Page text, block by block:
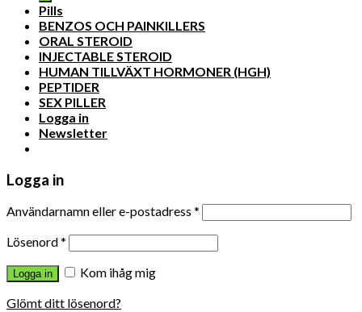
Pills
BENZOS OCH PAINKILLERS
ORAL STEROID
INJECTABLE STEROID
HUMAN TILLVÄXT HORMONER (HGH)
PEPTIDER
SEX PILLER
Logga in
Newsletter
Logga in
Användarnamn eller e-postadress *
Lösenord*
Logga in
Kom ihåg mig
Glömt ditt lösenord?